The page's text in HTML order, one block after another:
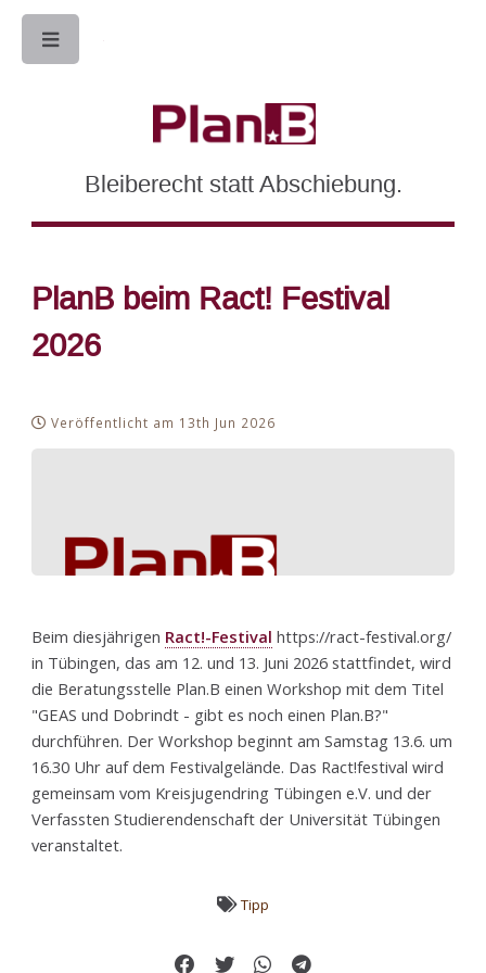
Bleiberecht statt Abschiebung.
PlanB beim Ract! Festival
2026
Veröffentlicht am 13th Jun 2026
Beim diesjährigen Ract!-Festival https://ract-festival.org/
in Tübingen, das am 12. und 13. Juni 2026 stattfindet, wird
die Beratungsstelle Plan.B einen Workshop mit dem Titel
"GEAS und Dobrindt - gibt es noch einen Plan.B?"
durchführen. Der Workshop beginnt am Samstag 13.6. um
16.30 Uhr auf dem Festivalgelände. Das Ract!festival wird
gemeinsam vom Kreisjugendring Tübingen e.V. und der
Verfassten Studierendenschaft der Universität Tübingen
veranstaltet.
Tipp